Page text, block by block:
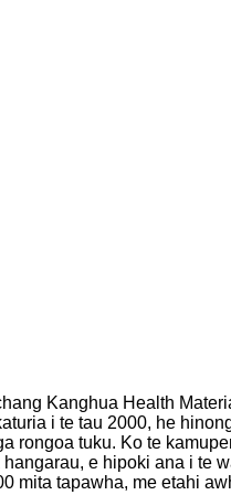
Kanghua Health
i te tau 2000, he
rongoa tuku. Ko te
hangarau, e hipoki ana i te
mita tapawha, me etahi